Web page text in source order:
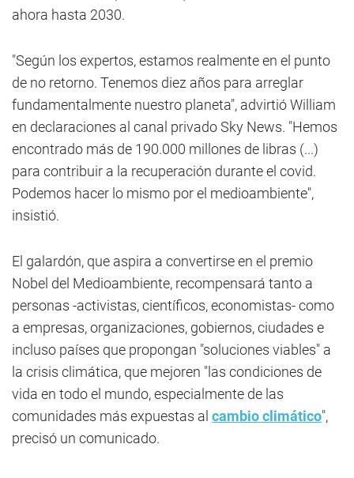
ahora hasta 2030.
"Según los expertos, estamos realmente en el punto
de no retorno. Tenemos diez años para arreglar
fundamentalmente nuestro planeta", advirtió William
en declaraciones al canal privado Sky News. "Hemos
encontrado más de 190.000 millones de libras (...)
para contribuir a la recuperación durante el covid.
Podemos hacer lo mismo por el medioambiente",
insistió.
El galardón, que aspira a convertirse en el premio
Nobel del Medioambiente, recompensará tanto a
personas -activistas, científicos, economistas- como
a empresas, organizaciones, gobiernos, ciudades e
incluso países que propongan "soluciones viables" a
la crisis climática, que mejoren "las condiciones de
vida en todo el mundo, especialmente de las
comunidades más expuestas al cambio climático",
precisó un comunicado.